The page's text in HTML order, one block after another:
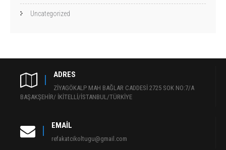
Uncategorized
ADRES
ZİYAGÖKALP MAH BAĞLAR CADDESİ 2725 SOK NO:7/A
BAŞAKŞEHİR/ İKİTELLİ/İSTANBUL/TÜRKİYE
EMAIL
refakatcikoltugu@gmail.com